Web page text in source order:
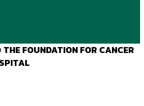
THE FOUNDATION FOR CANCER